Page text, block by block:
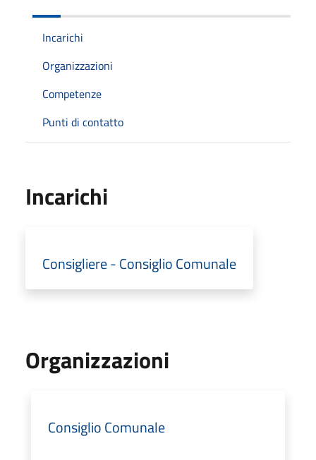
Incarichi
Organizzazioni
Competenze
Punti di contatto
Incarichi
Consigliere - Consiglio Comunale
Organizzazioni
Consiglio Comunale